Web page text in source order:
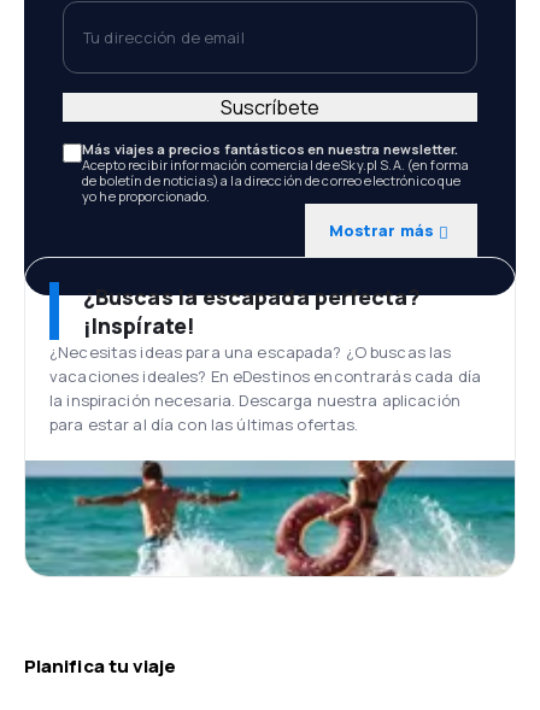
Tu dirección de email
Más viajes a precios fantásticos en nuestra newsletter.
Acepto recibir información comercial de eSky.pl S.A. (en forma
de boletín de noticias) a la dirección de correo electrónico que
yo he proporcionado.
Mostrar más
Suscríbete
¿Buscas la escapada perfecta?
¡Inspírate!
¿Necesitas ideas para una escapada? ¿O buscas las
vacaciones ideales? En eDestinos encontrarás cada día
la inspiración necesaria. Descarga nuestra aplicación
para estar al día con las últimas ofertas.
Planifica tu viaje